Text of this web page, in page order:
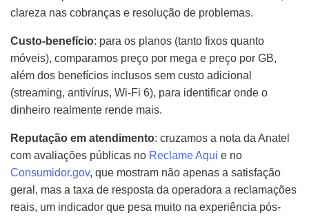
clareza nas cobranças e resolução de problemas.
Custo-benefício: para os planos (tanto fixos quanto
móveis), comparamos preço por mega e preço por GB,
além dos benefícios inclusos sem custo adicional
(streaming, antivírus, Wi-Fi 6), para identificar onde o
dinheiro realmente rende mais.
Reputação em atendimento: cruzamos a nota da Anatel
com avaliações públicas no Reclame Aqui e no
Consumidor.gov, que mostram não apenas a satisfação
geral, mas a taxa de resposta da operadora a reclamações
reais, um indicador que pesa muito na experiência pós-